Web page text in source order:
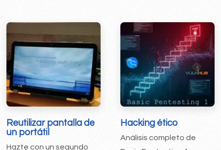
Reutilizar pantalla de
un portátil
Hazte con un segundo
Hacking ético
Análisis completo de